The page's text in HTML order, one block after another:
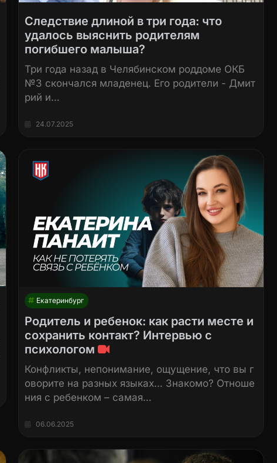
Следствие длиной в три года: что
удалось выяснить родителям
погибшего малыша?
Три года назад в Челябинском роддоме ОКБ
№3 скончался младенец. Его родители - Дмит
рий и…
24.07.2025
Екатеринбург
Родитель и ребенок: как расти месте и
сохранить контакт? Интервью с
психологом
Конфликты, непонимание, ощущение, что вы г
оворите на разных языках… Знакомо? Отноше
ния с ребенком – самая…
06.06.2025